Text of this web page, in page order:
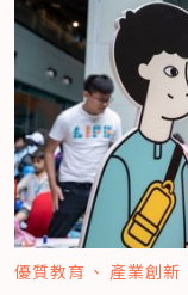
優質教育 產業創新